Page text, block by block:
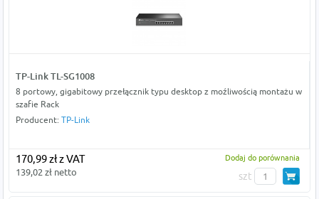
TP-Link TL-SG1008
8 portowy, gigabitowy przełącznik typu desktop z moźliwością montażu w
szafie Rack
Producent: TP-Link
170,99 zł z VAT
139,02 zł netto
Dodaj do porównania
szt